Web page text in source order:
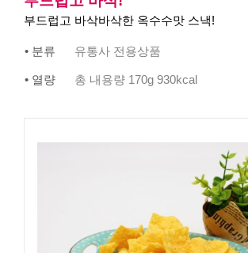
부드럽고 바삭바삭한 옥수수맛 스낵!
• 분류 유통사 전용상품
• 열량 총 내용량 170g 930kcal